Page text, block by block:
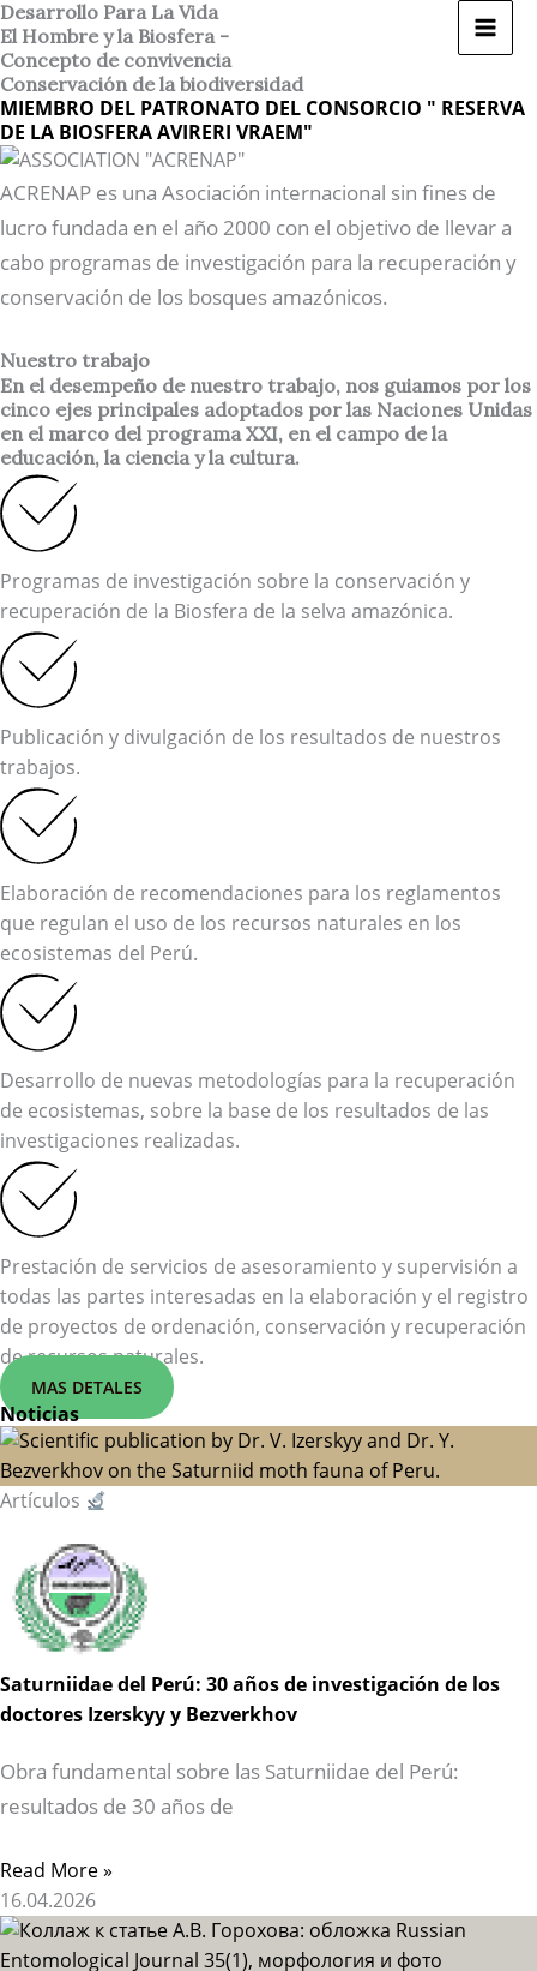
Ir
al
contenido
Desarrollo Para La Vida
El Hombre y la Biosfera -
Concepto de convivencia
Conservación de la biodiversidad
MIEMBRO DEL PATRONATO DEL CONSORCIO " RESERVA
DE LA BIOSFERA AVIRERI VRAEM"
ACRENAP es una Asociación internacional sin fines de
lucro fundada en el año 2000 con el objetivo de llevar a
cabo programas de investigación para la recuperación y
conservación de los bosques amazónicos.
Nuestro trabajo
En el desempeño de nuestro trabajo, nos guiamos por los
cinco ejes principales adoptados por las Naciones Unidas
en el marco del programa XXI, en el campo de la
educación, la ciencia y la cultura.
Programas de investigación sobre la conservación y
recuperación de la Biosfera de la selva amazónica.
Publicación y divulgación de los resultados de nuestros
trabajos.
Elaboración de recomendaciones para los reglamentos
que regulan el uso de los recursos naturales en los
ecosistemas del Perú.
Desarrollo de nuevas metodologías para la recuperación
de ecosistemas, sobre la base de los resultados de las
investigaciones realizadas.
Prestación de servicios de asesoramiento y supervisión a
todas las partes interesadas en la elaboración y el registro
de proyectos de ordenación, conservación y recuperación
de recursos naturales.
MAS DETALES
Noticias
Artículos
Saturniidae del Perú: 30 años de investigación de los
doctores Izerskyy y Bezverkhov
Obra fundamental sobre las Saturniidae del Perú:
resultados de 30 años de
Read More »
16.04.2026